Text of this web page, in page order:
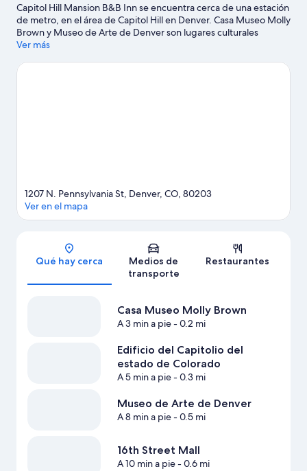
Capitol Hill Mansion B&B Inn se encuentra cerca de una estación
de metro, en el área de Capitol Hill en Denver. Casa Museo Molly
Brown y Museo de Arte de Denver son lugares culturales
destacados, y los turistas que quieran ir de compras pueden
un evento o partido? Échale un vistazo al calendario de
Ver más
Sección del mapa
1207 N. Pennsylvania St, Denver, CO, 80203
Ver en el mapa
Qué hay cerca
Medios de
transporte
Restaurantes
Casa Museo Molly Brown
A 3 min a pie- 0.2 mi
Edificio del Capitolio del
estado de Colorado
A 5 min a pie- 0.3 mi
Museo de Arte de Denver
A 8 min a pie- 0.5 mi
16th Street Mall
A 10 min a pie- 0.6 mi